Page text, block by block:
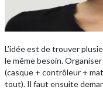
L’idée est de trouver
le même besoin.
(casque + contrôleur +
tout). Il faut ensuite